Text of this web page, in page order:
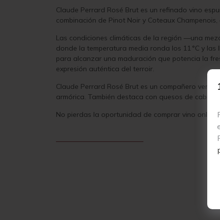
Claude Perrard Rosé Brut es un refinado vino
combinación de Pinot Noir y Coteaux
Las condiciones climáticas de la región —una
donde la temperatura media ronda los 11 °C y
para alcanzar una maduración que potencia la
expresión auténtica del terroir.
Claude Perrard Rosé Brut es un compañero
armórica. También destaca con quesos de cabra
No pierdas la oportunidad de comprar vino